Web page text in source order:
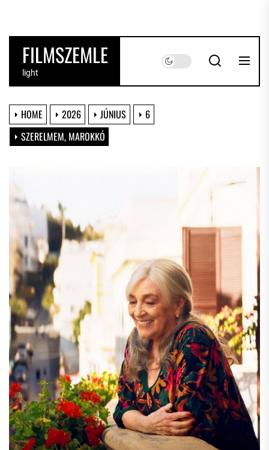
the
contentFILMSZEMLE
light
HOME 2026 JÚNIUS
6
SZERELMEM, MAROKKÓ